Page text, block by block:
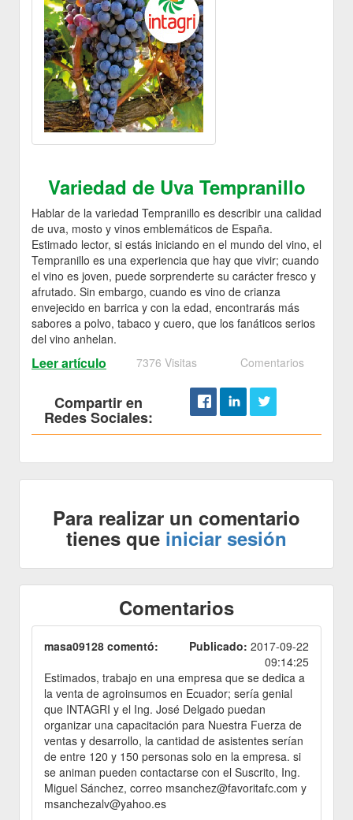
Variedad de Uva Tempranillo
Hablar de la variedad Tempranillo es describir una calidad
de uva, mosto y vinos emblemáticos de España.
Estimado lector, si estás iniciando en el mundo del vino, el
Tempranillo es una experiencia que hay que vivir; cuando
el vino es joven, puede sorprenderte su carácter fresco y
afrutado. Sin embargo, cuando es vino de crianza
envejecido en barrica y con la edad, encontrarás más
sabores a polvo, tabaco y cuero, que los fanáticos serios
del vino anhelan.
Leer artículo 7376 Visitas Comentarios
Compartir en
Redes Sociales:
Para realizar un comentario
tienes que iniciar sesión
Comentarios
masa09128 comentó: Publicado: 2017-09-22
09:14:25
Estimados, trabajo en una empresa que se dedica a
la venta de agroinsumos en Ecuador; sería genial
que INTAGRI y el Ing. José Delgado puedan
organizar una capacitación para Nuestra Fuerza de
ventas y desarrollo, la cantidad de asistentes serían
de entre 120 y 150 personas solo en la empresa. si
se animan pueden contactarse con el Suscrito, Ing.
Miguel Sánchez, correo msanchez@favoritafc.com y
msanchezalv@yahoo.es